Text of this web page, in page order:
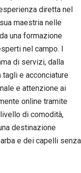
diretta nel
maestria nelle
una formazione
nel campo. I
di servizi, dalla
tagli e acconciature
e attenzione ai
online tramite
livello di comodità,
destinazione
e dei capelli senza